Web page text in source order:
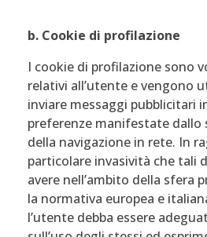
b. Cookie di profilazione
I cookie di profilazione sono
relativi all’utente e vengono
inviare messaggi pubblicitari
preferenze manifestate dallo
della navigazione in rete. In
particolare invasività che tali
avere nell’ambito della sfera
la normativa europea e
l’utente debba essere